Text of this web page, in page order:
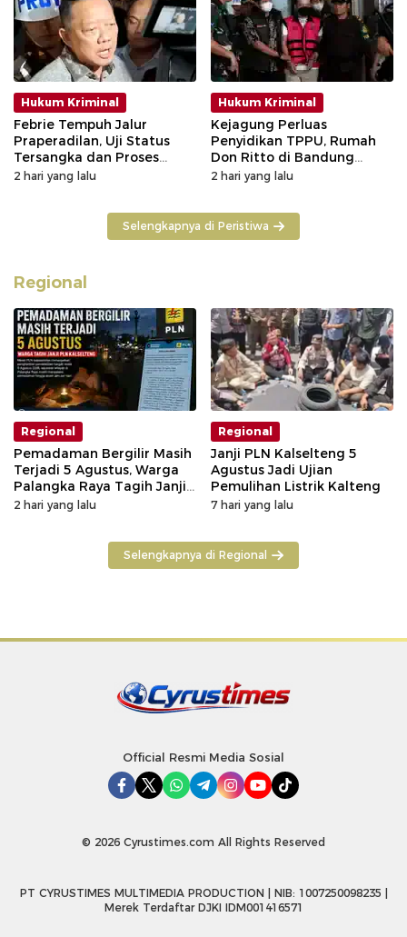
Hukum Kriminal
Febrie Tempuh Jalur
Praperadilan, Uji Status
Tersangka dan Proses
Penyidikan
2 hari yang lalu
Hukum Kriminal
Kejagung Perluas
Penyidikan TPPU, Rumah
Don Ritto di Bandung
Digeledah
2 hari yang lalu
Selengkapnya di Peristiwa
Regional
Regional
Pemadaman Bergilir Masih
Terjadi 5 Agustus, Warga
Palangka Raya Tagih Janji
GM PLN Kaltengsel
2 hari yang lalu
Regional
Janji PLN Kalselteng 5
Agustus Jadi Ujian
Pemulihan Listrik Kalteng
7 hari yang lalu
Selengkapnya di Regional
Official Resmi Media Sosial
© 2026 Cyrustimes.com All Rights Reserved
PT CYRUSTIMES MULTIMEDIA PRODUCTION | NIB: 1007250098235 |
Merek Terdaftar DJKI IDM001416571